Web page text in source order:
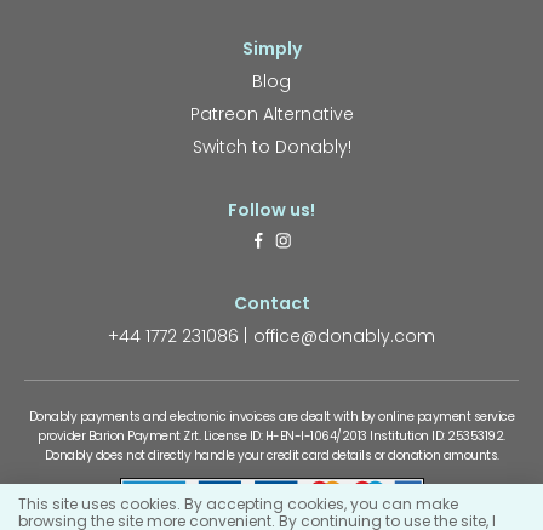
Simply
Blog
Patreon Alternative
Switch to Donably!
Follow us!
Contact
+44 1772 231086
office@donably.com
Donably payments and electronic invoices are dealt with by online payment service
provider Barion Payment Zrt. License ID: H-EN-I-1064/2013 Institution ID: 25353192.
Donably does not directly handle your credit card details or donation amounts.
This site uses cookies. By accepting cookies, you can make
browsing the site more convenient. By continuing to use the site, I